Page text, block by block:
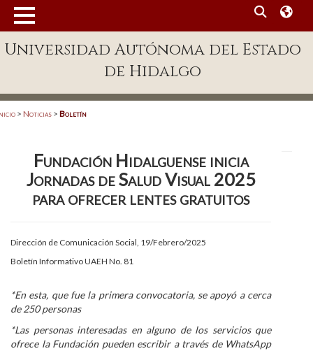
Enlaces
Patronato
Acreditación Internacional
Aspirantes
Personal
Universidad Autónoma del Estado
de Hidalgo
> Noticias > Boletín
Fundación Hidalguense inicia
Jornadas de Salud Visual 2025
para ofrecer lentes gratuitos
Dirección de Comunicación Social, 19/Febrero/2025
Boletín Informativo UAEH No. 81
*En esta, que fue la primera convocatoria, se apoyó a cerca
de 250 personas
*Las personas interesadas en alguno de los servicios que
ofrece la Fundación pueden escribir a través de WhatsApp